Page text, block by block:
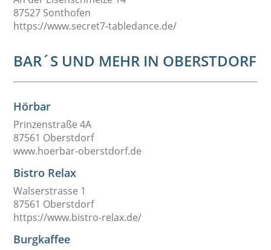
87527 Sonthofen
https://www.secret7-tabledance.de/
BAR´S UND MEHR IN OBERSTDORF
Hörbar
Prinzenstraße 4A
87561 Oberstdorf
www.hoerbar-oberstdorf.de
Bistro Relax
Walserstrasse 1
87561 Oberstdorf
https://www.bistro-relax.de/
Burgkaffee